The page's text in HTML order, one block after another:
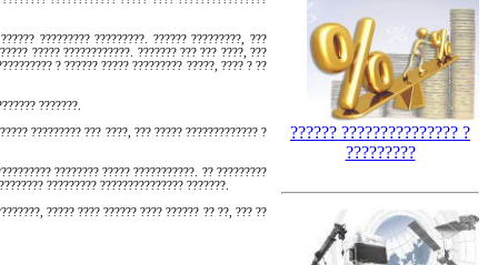
????????? ?????????. ?????? ?????????, ???
????? ????????????. ??????? ??? ??? ????, ???
? ?????? ????? ????????? ?????, ???? ? ??
???????.
????????? ??? ????, ??? ????? ????????????? ?
???????? ????? ???????????. ?? ?????????
????????? ??????????????? ???????.
????? ???? ?????? ???? ?????? ?? ??, ??? ??
?????? ??????????????? ?
?????????